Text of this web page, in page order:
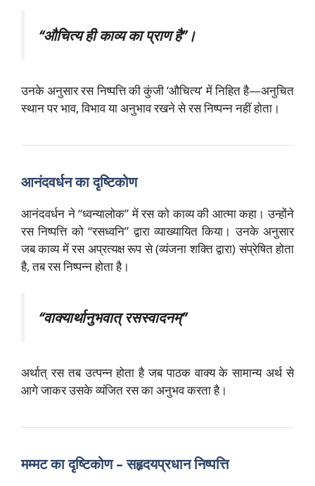
“औचित्य ही काव्य का प्राण है”।
उनके अनुसार रस निष्पत्ति की कुंजी ‘औचित्य’ में निहित है—अनुचित
स्थान पर भाव, विभाव या अनुभाव रखने से रस निष्पन्न नहीं होता।
आनंदवर्धन का दृष्टिकोण
आनंदवर्धन ने “ध्वन्यालोक” में रस को काव्य की आत्मा कहा। उन्होंने
रस निष्पत्ति को “रसध्वनि” द्वारा व्याख्यायित किया। उनके अनुसार
जब काव्य में रस अप्रत्यक्ष रूप से (व्यंजना शक्ति द्वारा) संप्रेषित होता
है, तब रस निष्पन्न होता है।
“वाक्यार्थानुभवात् रसस्वादनम्”
अर्थात् रस तब उत्पन्न होता है जब पाठक वाक्य के सामान्य अर्थ से
आगे जाकर उसके व्यंजित रस का अनुभव करता है।
मम्मट का दृष्टिकोण – सहृदयप्रधान निष्पत्ति